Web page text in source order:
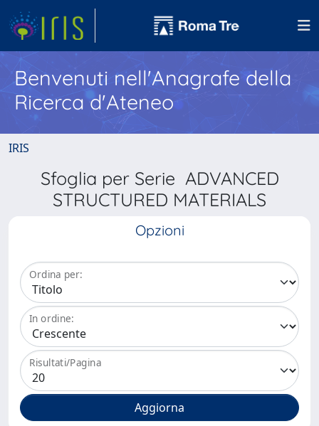
Benvenuti nell'Anagrafe della
Ricerca d'Ateneo
IRIS
Sfoglia per Serie ADVANCED
STRUCTURED MATERIALS
Opzioni
Ordina per:
In ordine:
Risultati/Pagina